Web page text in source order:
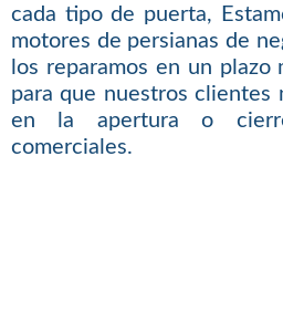
cada tipo de puerta,
motores de persianas de
los reparamos en un
para que nuestros clientes
en la apertura o
comerciales.